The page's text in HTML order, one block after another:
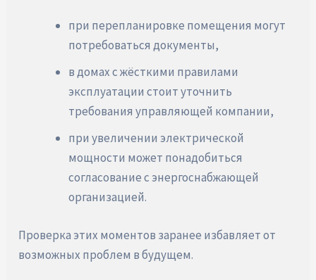
при перепланировке помещения могут
потребоваться документы,
в домах с жёсткими правилами
эксплуатации стоит уточнить
требования управляющей компании,
при увеличении электрической
мощности может понадобиться
согласование с энергоснабжающей
организацией.
Проверка этих моментов заранее избавляет от
возможных проблем в будущем.